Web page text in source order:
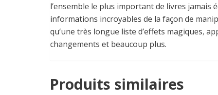
l’ensemble le plus important de livres jamais
informations incroyables de la façon de
qu’une très longue liste d’effets magiques,
changements et beaucoup plus.
Produits similaires